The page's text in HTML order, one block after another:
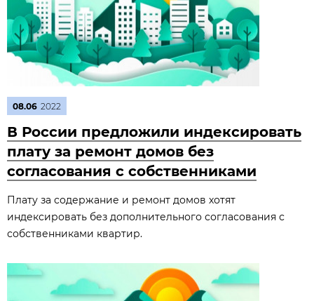
08.06 2022
В России предложили индексировать
плату за ремонт домов без
согласования с собственниками
Плату за содержание и ремонт домов хотят
индексировать без дополнительного согласования с
собственниками квартир.